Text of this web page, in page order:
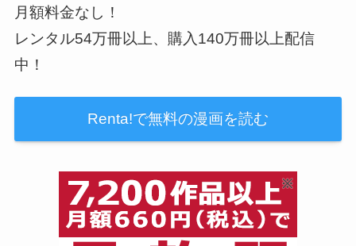
月額料金なし！
レンタル54万冊以上、購入140万冊以上配信
中！
Renta!で無料の漫画を読む